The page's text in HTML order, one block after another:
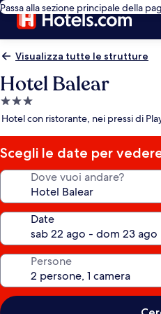
Passa alla sezione principale della
Visualizza tutte le strutture
Hotel Balear
Struttura
a
stelle
Hotel con ristorante, nei pressi di
Scegli le date per
Dove vuoi andare?
Date
Persone